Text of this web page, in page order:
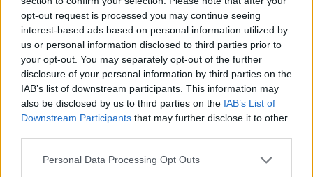
opt-out request is processed you may continue seeing
interest-based ads based on personal information utilized by
us or personal information disclosed to third parties prior to
your opt-out. You may separately opt-out of the further
disclosure of your personal information by third parties on the
IAB’s list of downstream participants. This information may
also be disclosed by us to third parties on the IAB’s List of
Downstream Participants that may further disclose it to other
Personal Data Processing Opt Outs
Primavera del Milan, con cui ha conquistato
risultati di assoluto rilievo, portando la
squadra a disputare la semifinale di UEFA
Youth League nella stagione 2022-23 e la
finale in quella successiva. Nella stagione
2024-2025 ha fatto il suo esordio alla guida
di una Prima Squadra sulla panchina della
Ternana. Nello scorso campionato Abate,